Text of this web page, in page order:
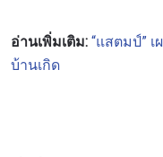
อ่านเพิ่มเติม: “แสตมป์”
บ้านเกิด